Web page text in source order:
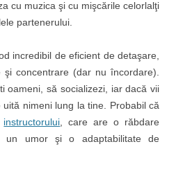
cu muzica şi cu mişcările celorlalţi
partenerului.
incredibil de eficient de detaşare,
concentrare (dar nu încordare).
oameni, să socializezi, iar dacă vii
nimeni lung la tine. Probabil că
instructorului , care are o răbdare
un umor şi o adaptabilitate de